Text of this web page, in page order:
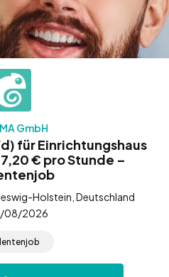
GmbH
für Einrichtungshaus
€ pro Stunde –
Holstein, Deutschland
08/2026